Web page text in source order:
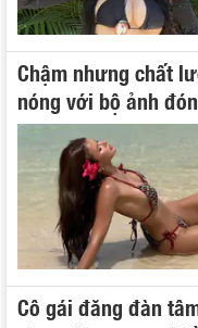
Chậm nhưng chất
nóng với bộ ảnh
Cô gái đăng đàn